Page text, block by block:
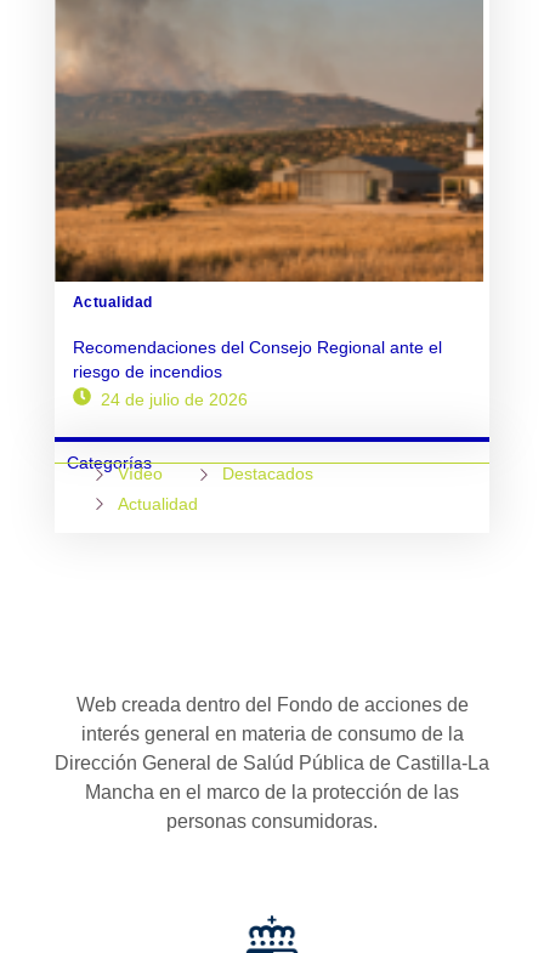
Actualidad
Recomendaciones del Consejo Regional ante el
riesgo de incendios
24 de julio de 2026
Categorías
Vídeo
Destacados
Actualidad
Web creada dentro del Fondo de acciones de
interés general en materia de consumo de la
Dirección General de Salúd Pública de Castilla-La
Mancha en el marco de la protección de las
personas consumidoras.